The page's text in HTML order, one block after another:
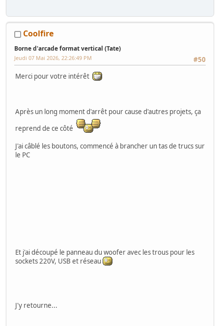
Coolfire
Borne d'arcade format vertical (Tate)
#50
Jeudi 07 Mai 2026, 22:26:49 PM
Merci pour votre intérêt
Après un long moment d'arrêt pour cause d'autres projets, ça
reprend de ce côté
J'ai câblé les boutons, commencé à brancher un tas de trucs sur
le PC
Et j'ai découpé le panneau du woofer avec les trous pour les
sockets 220V, USB et réseau
J'y retourne...